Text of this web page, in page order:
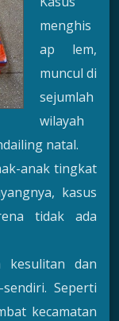
menghis
ap lem,
muncul di
sejumlah
wilayah
natal.
anak tingkat
kasus
tidak ada
kesulitan dan
Seperti
kecamatan